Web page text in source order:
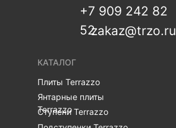
КАТАЛОГ
Плиты Terrazzo
Янтарные плиты
Terrazzo
Ступени Terrazzo
zakaz@trzo.ru
+7 909 242 82
52